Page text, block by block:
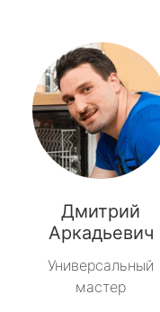
Дмитрий
Аркадьевич
Универсальный
мастер